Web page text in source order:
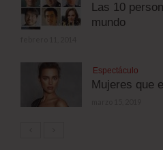
Las 10
mundo
Espectáculo
Mujeres que